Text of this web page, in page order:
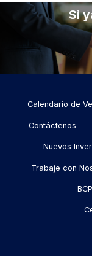
Si
Menu
footer
Calendario de
Contáctenos
Nuevos
Trabaje con
BCP